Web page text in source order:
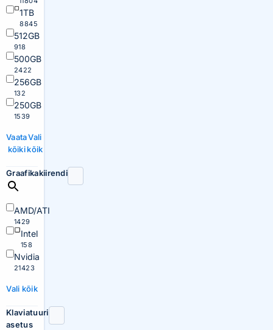
1TB
8845
512GB
918
500GB
2422
256GB
132
250GB
1539
Vaata
kõiki
Vali
kõik
Graafikakiirendi
AMD/ATI
1429
Intel
158
Nvidia
21423
Vali kõik
Klaviatuuri
asetus